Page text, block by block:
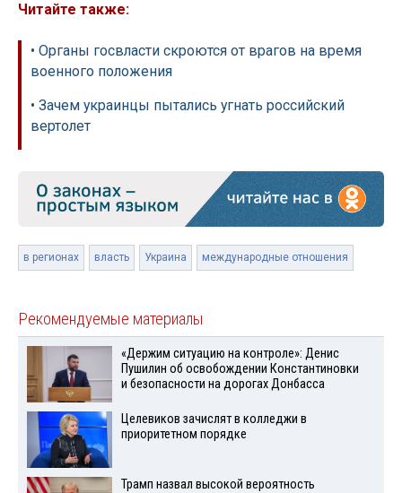
Читайте также:
• Органы госвласти скроются от врагов на время
военного положения
• Зачем украинцы пытались угнать российский
вертолет
в регионах власть Украина международные отношения
Рекомендуемые материалы
«Держим ситуацию на контроле»: Денис
Пушилин об освобождении Константиновки
и безопасности на дорогах Донбасса
Целевиков зачислят в колледжи в
приоритетном порядке
Трамп назвал высокой вероятность